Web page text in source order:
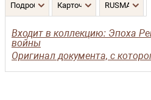
Подробнее Карточка RUSMARC
Входит в коллекцию: Эпоха
войны
Оригинал документа, с